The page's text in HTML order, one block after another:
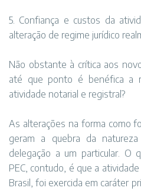
5. Confiança e custos da
alteração de regime jurídico
Não obstante à crítica aos
até que ponto é benéfica a
atividade notarial e registral?
As alterações na forma como
geram a quebra da
delegação a um particular. O
PEC, contudo, é que a
Brasil, foi exercida em caráter